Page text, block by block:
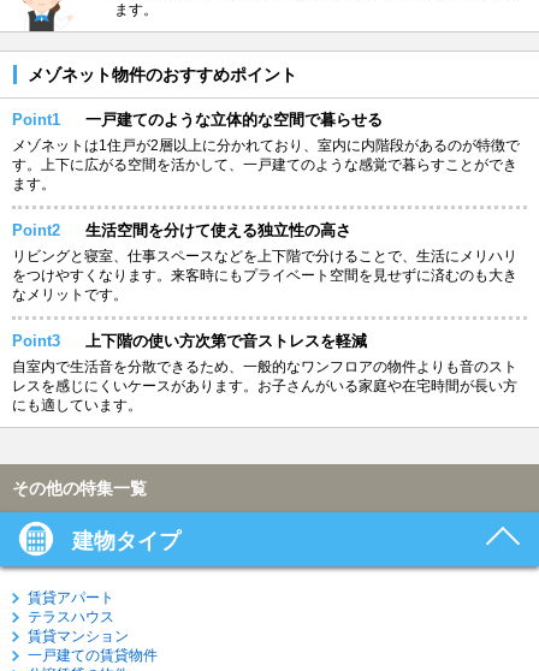
ます。
メゾネット物件のおすすめポイント
Point1 一戸建てのような立体的な空間で暮らせる
メゾネットは1住戸が2層以上に分かれており、室内に内階段があるのが特徴で
す。上下に広がる空間を活かして、一戸建てのような感覚で暮らすことができ
ます。
Point2 生活空間を分けて使える独立性の高さ
リビングと寝室、仕事スペースなどを上下階で分けることで、生活にメリハリ
をつけやすくなります。来客時にもプライベート空間を見せずに済むのも大き
なメリットです。
Point3 上下階の使い方次第で音ストレスを軽減
自室内で生活音を分散できるため、一般的なワンフロアの物件よりも音のスト
レスを感じにくいケースがあります。お子さんがいる家庭や在宅時間が長い方
にも適しています。
その他の特集一覧
建物タイプ
賃貸アパート
テラスハウス
賃貸マンション
一戸建ての賃貸物件